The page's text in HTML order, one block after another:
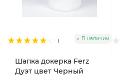
1 В наличии
Шапка докерка Ferz
Дуэт цвет Черный